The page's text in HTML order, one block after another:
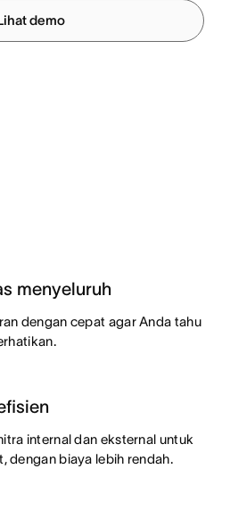
demo
menyeluruh
dengan cepat agar Anda tahu
internal dan eksternal untuk
dengan biaya lebih rendah.